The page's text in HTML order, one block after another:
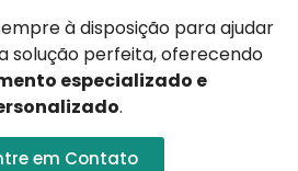
à disposição para ajudar
solução perfeita, oferecendo
especializado e
.
em Contato